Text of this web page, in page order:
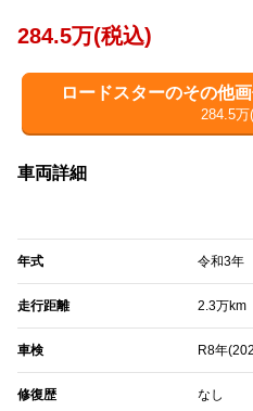
284.5万(税込)
ロードスターのその他
284.5万
車両詳細
年式 令和3年
走行距離 2.3万km
車検 R8年
修復歴 なし